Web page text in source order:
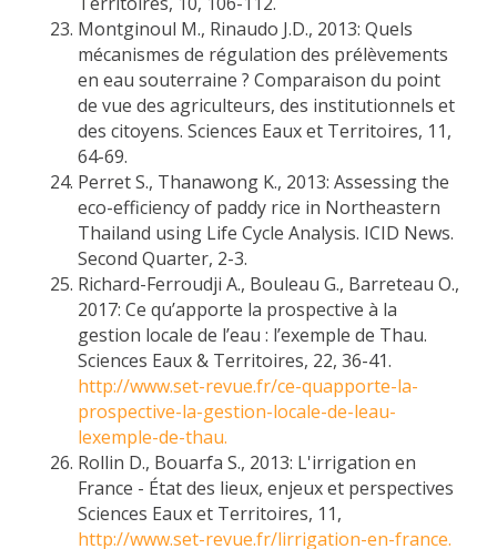
Montginoul M., Rinaudo J.D., 2013: Quels
mécanismes de régulation des prélèvements
en eau souterraine ? Comparaison du point
de vue des agriculteurs, des institutionnels et
des citoyens. Sciences Eaux et Territoires, 11,
64-69.
Perret S., Thanawong K., 2013: Assessing the
eco-efficiency of paddy rice in Northeastern
Thailand using Life Cycle Analysis. ICID News.
Second Quarter, 2-3.
Richard-Ferroudji A., Bouleau G., Barreteau O.,
2017: Ce qu’apporte la prospective à la
gestion locale de l’eau : l’exemple de Thau.
Sciences Eaux & Territoires, 22, 36-41.
http://www.set-revue.fr/ce-quapporte-la-
prospective-la-gestion-locale-de-leau-
lexemple-de-thau.
Rollin D., Bouarfa S., 2013: L'irrigation en
France - État des lieux, enjeux et perspectives
Sciences Eaux et Territoires, 11,
http://www.set-revue.fr/lirrigation-en-france.